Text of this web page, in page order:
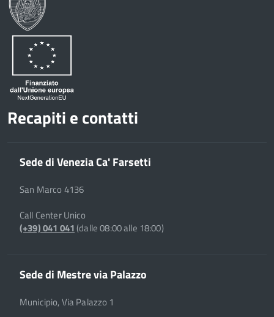
Recapiti e contatti
Sede di Venezia Ca' Farsetti
San Marco 4136
Call Center Unico
(+39) 041 041(dalle 08:00 alle 18:00)
Sede di Mestre via Palazzo
Municipio, Via Palazzo 1